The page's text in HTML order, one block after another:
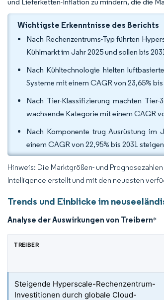
Wichtigste Erkenntnisse des Berichts
Nach Rechenzentrums-Typ führten
Kühlmarkt im Jahr 2025 und sollen bis
Nach Kühltechnologie hielten
Systeme mit einem CAGR von 23,65%
Nach Tier-Klassifizierung machten
wachsende Kategorie mit einem CAGR
Nach Komponente trug Ausrüstung im
einem CAGR von 22,95% bis 2031
Hinweis: Die Marktgrößen- und
Intelligence erstellt und mit den neuesten
Trends und Einblicke im
Analyse der Auswirkungen von Treibern*
TREIBER
Steigende Hyperscale-Rechenzentrum-
Investitionen durch globale Cloud-